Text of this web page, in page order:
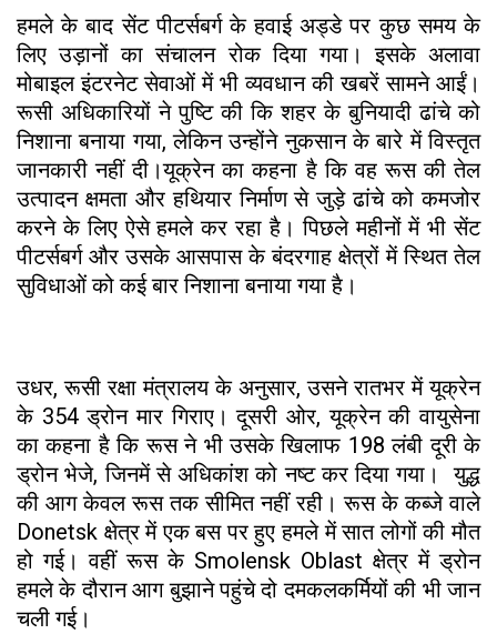
हमले के बाद सेंट पीटर्सबर्ग के हवाई अड्डे पर कुछ समय के
लिए उड़ानों का संचालन रोक दिया गया। इसके अलावा
मोबाइल इंटरनेट सेवाओं में भी व्यवधान की खबरें सामने आईं।
रूसी अधिकारियों ने पुष्टि की कि शहर के बुनियादी ढांचे को
निशाना बनाया गया, लेकिन उन्होंने नुकसान के बारे में विस्तृत
जानकारी नहीं दी।यूक्रेन का कहना है कि वह रूस की तेल
उत्पादन क्षमता और हथियार निर्माण से जुड़े ढांचे को कमजोर
करने के लिए ऐसे हमले कर रहा है। पिछले महीनों में भी सेंट
पीटर्सबर्ग और उसके आसपास के बंदरगाह क्षेत्रों में स्थित तेल
सुविधाओं को कई बार निशाना बनाया गया है।
उधर, रूसी रक्षा मंत्रालय के अनुसार, उसने रातभर में यूक्रेन
के 354 ड्रोन मार गिराए। दूसरी ओर, यूक्रेन की वायुसेना
का कहना है कि रूस ने भी उसके खिलाफ 198 लंबी दूरी के
ड्रोन भेजे, जिनमें से अधिकांश को नष्ट कर दिया गया। युद्ध
की आग केवल रूस तक सीमित नहीं रही। रूस के कब्जे वाले
Donetsk क्षेत्र में एक बस पर हुए हमले में सात लोगों की मौत
हो गई। वहीं रूस के Smolensk Oblast क्षेत्र में ड्रोन
हमले के दौरान आग बुझाने पहुंचे दो दमकलकर्मियों की भी जान
चली गई।